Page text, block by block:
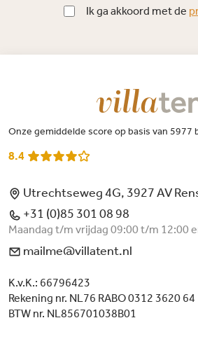
Ik ga akkoord met de
Onze gemiddelde score op basis van 5977
8.4
Utrechtseweg 4G, 3927 AV
+31 (0)85 301 08 98
Maandag t/m vrijdag 09:00 t/m 12:00
mailme@villatent.nl
K.v.K.: 66796423
Rekening nr. NL76 RABO 0312 3620 64
BTW nr. NL856701038B01